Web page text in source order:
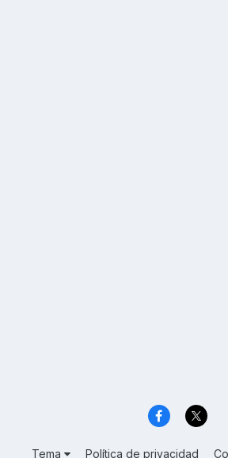
Tema Política de privacidad